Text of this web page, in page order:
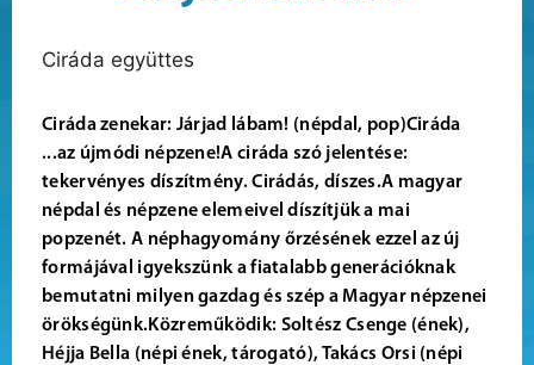
Ciráda együttes
Ciráda zenekar: Járjad lábam! (népdal, pop)Ciráda
...az újmódi népzene!A ciráda szó jelentése:
tekervényes díszítmény. Cirádás, díszes.A magyar
népdal és népzene elemeivel díszítjük a mai
popzenét. A néphagyomány őrzésének ezzel az új
formájával igyekszünk a fiatalabb generációknak
bemutatni milyen gazdag és szép a Magyar népzenei
örökségünk.Közreműködik: Soltész Csenge (ének),
Héjja Bella (népi ének, tárogató), Takács Orsi (népi